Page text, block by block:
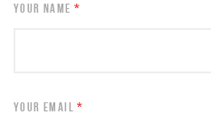
YOUR NAME*
YOUR EMAIL*